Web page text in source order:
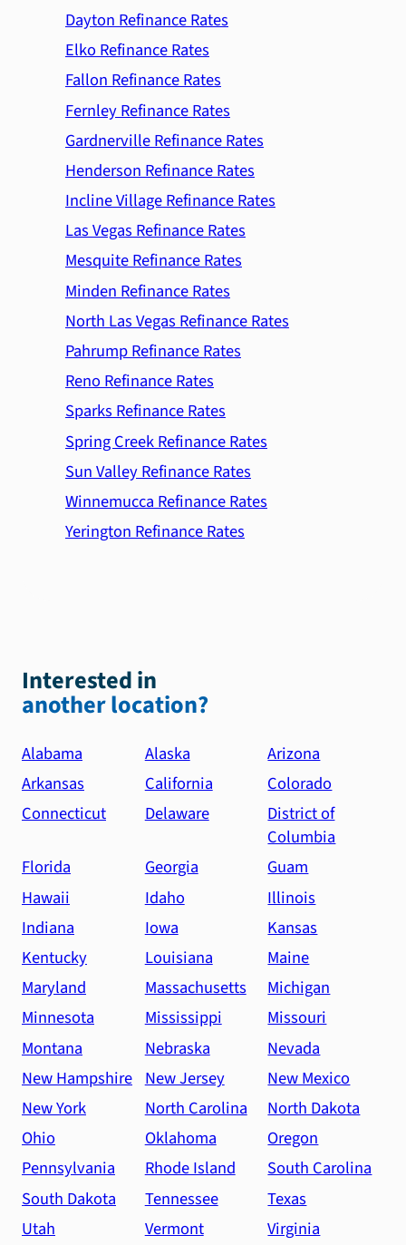
Dayton Refinance Rates
Elko Refinance Rates
Fallon Refinance Rates
Fernley Refinance Rates
Gardnerville Refinance Rates
Henderson Refinance Rates
Incline Village Refinance Rates
Las Vegas Refinance Rates
Mesquite Refinance Rates
Minden Refinance Rates
North Las Vegas Refinance Rates
Pahrump Refinance Rates
Reno Refinance Rates
Sparks Refinance Rates
Spring Creek Refinance Rates
Sun Valley Refinance Rates
Winnemucca Refinance Rates
Yerington Refinance Rates
Interested in
another location?
Alabama Alaska
Arizona
Arkansas
California
Colorado
Connecticut
Delaware
District of
Columbia
Florida
Georgia
Guam
Hawaii
Idaho
Illinois
Indiana
Iowa
Kansas
Kentucky
Louisiana
Maine
Maryland
Massachusetts
Michigan
Minnesota
Mississippi
Missouri
Montana
Nebraska
Nevada
New Hampshire New Jersey
New Mexico
New York
North Carolina
North Dakota
Ohio
Oklahoma
Oregon
Pennsylvania
Rhode Island
South Carolina
South Dakota
Tennessee
Texas
Utah
Vermont
Virginia